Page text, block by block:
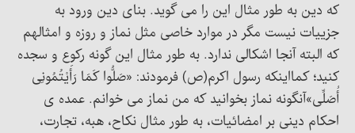
که دین به طور مثال این را می گوید. بنای دین ورود به
جزییات نیست مگر در موارد خاصی مثل نماز و روزه و امثالهم
که البته آنجا اشکالی ندارد. به طور مثال این گونه رکوع و سجده
کنید؛ کمااینکه رسول اکرم(ص) فرمودند: «صَلُّوا کَمَا رَأَیْتُمُونِی‏
أُصَلِّی»آنگونه نماز بخوانید که من نماز می خوانم. عمده ی
احکام دینی بر امضائیات، به طور مثال نکاح، هبه، تجارت،